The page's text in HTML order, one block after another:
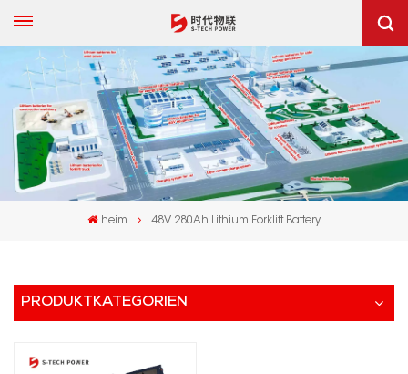
heim 48V 280Ah Lithium Forklift Battery
PRODUKTKATEGORIEN